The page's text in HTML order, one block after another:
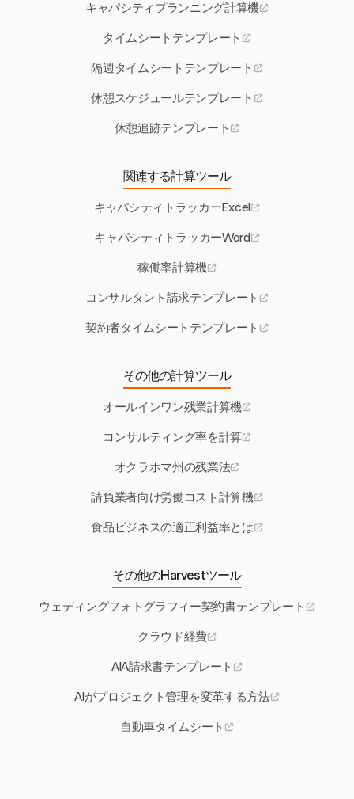
キャパシティプランニング計算機
タイムシートテンプレート
隔週タイムシートテンプレート
休憩スケジュールテンプレート
休憩追跡テンプレート
関連する計算ツール
キャパシティトラッカーExcel
キャパシティトラッカーWord
稼働率計算機
コンサルタント請求テンプレート
契約者タイムシートテンプレート
その他の計算ツール
オールインワン残業計算機
コンサルティング率を計算
オクラホマ州の残業法
請負業者向け労働コスト計算機
食品ビジネスの適正利益率とは
その他のHarvestツール
ウェディングフォトグラフィー契約書テンプレート
クラウド経費
AIA請求書テンプレート
AIがプロジェクト管理を変革する方法
自動車タイムシート